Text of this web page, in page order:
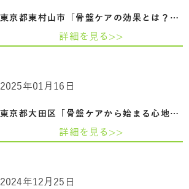
東京都東村山市「骨盤ケアの効果とは？姿…
詳細を見る>>
東京都大田区「骨盤ケアから始まる心地よ…
2025年01月16日
詳細を見る>>
2024年12月25日